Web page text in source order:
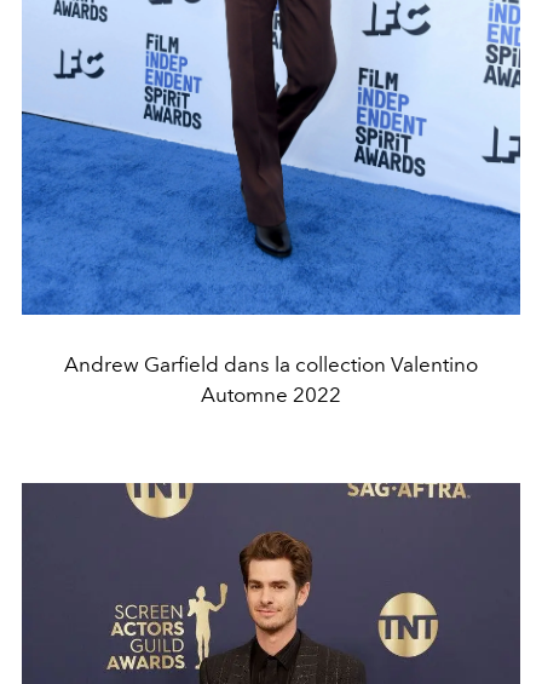
Andrew Garfield dans la collection Valentino
Automne 2022